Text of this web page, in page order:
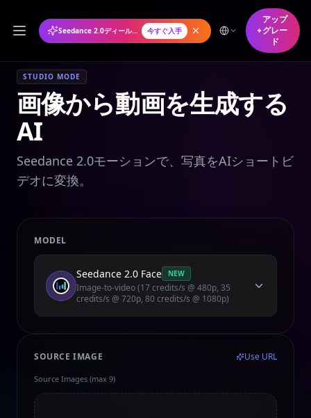
Seedance 2.0ディール年間プランが50%オフ 今すぐ入手
アップ
グレー
ド
STUDIO MODE
画像から動画を生成する
AI
Seedance 2.0モーションで、写真をAIショートビ
デオに変換。
MODEL
Seedance 2.0 Face NEW
Image-to-video (17 credits/s @ 480p, 35
credits/s @ 720p, 80 credits/s @ 1080p)
SOURCE IMAGE Use URL
Source Images (max 9)